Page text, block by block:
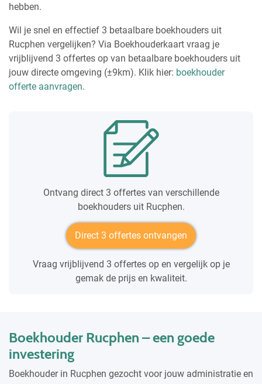
hebben.
Wil je snel en effectief 3 betaalbare boekhouders uit
Rucphen vergelijken? Via Boekhouderkaart vraag je
vrijblijvend 3 offertes op van betaalbare boekhouders uit
jouw directe omgeving (±9km). Klik hier: boekhouder
offerte aanvragen.
Ontvang direct 3 offertes van verschillende
boekhouders uit Rucphen.
Direct 3 offertes ontvangen
Vraag vrijblijvend 3 offertes op en vergelijk op je
gemak de prijs en kwaliteit.
Boekhouder Rucphen – een goede
investering
Boekhouder in Rucphen gezocht voor jouw administratie en